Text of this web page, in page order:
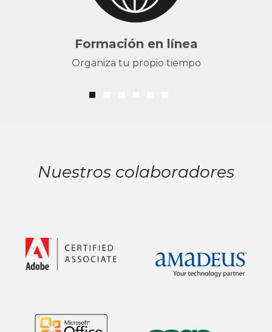
Formación en línea
Organiza tu propio tiempo
Nuestros colaboradores